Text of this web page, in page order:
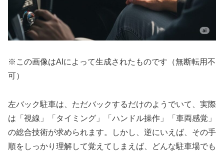
※この画像はAIによって生成されたものです（無断転用不
可）
左バック駐車は、ただバックするだけのようでいて、実際
は「視線」「タイミング」「ハンドル操作」「車両感覚」
の総合技術が求められます。しかし、逆にいえば、その手
順をしっかり理解して覚えてしまえば、どんな駐車場でも